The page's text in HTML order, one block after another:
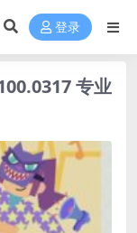
登录
专业